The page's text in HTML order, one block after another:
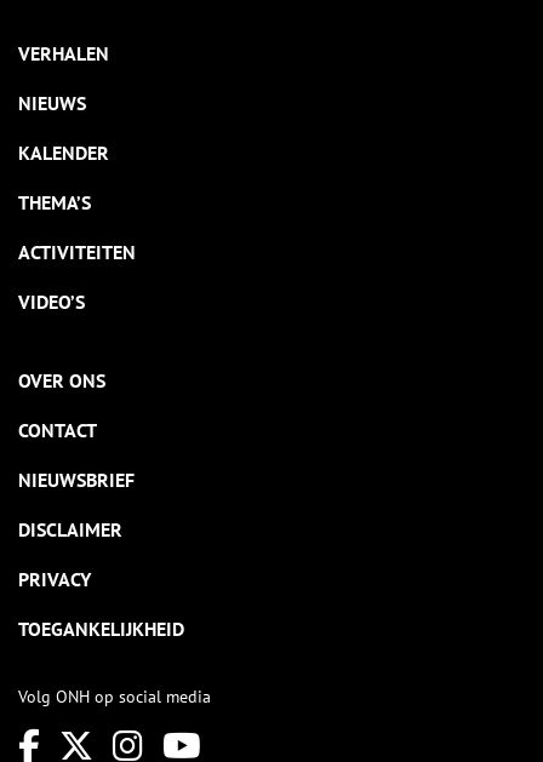
VERHALEN
NIEUWS
KALENDER
THEMA’S
ACTIVITEITEN
VIDEO’S
OVER ONS
CONTACT
NIEUWSBRIEF
DISCLAIMER
PRIVACY
TOEGANKELIJKHEID
Volg ONH op social media